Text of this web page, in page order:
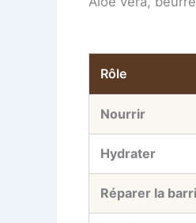
Rôle
Nourrir
Hydrater
Réparer la